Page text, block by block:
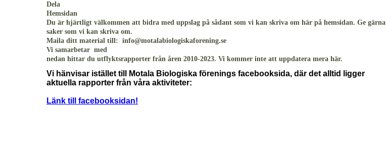
Dela
Hemsidan
Du är hjärtligt välkommen att bidra med uppslag på sådant som vi kan skriva om här på hemsidan. Ge
saker som vi kan skriva om.
Maila ditt material till: info@motalabiologiskaforening.se
Vi samarbetar med
nedan hittar du utflyktsrapporter från åren 2010-2023. Vi kommer inte att uppdatera mera här.
Vi hänvisar istället till Motala Biologiska förenings facebooksida, där det alltid ligger
aktuella rapporter från våra aktiviteter:
Länk till facebooksidan!